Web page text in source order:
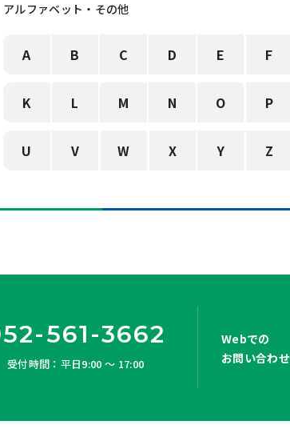
アルファベット・その他
A B C D E F
K L M N O P
U V W X Y Z
561-3662
受付時間：平日9:00 ～ 17:00
Webでの
お問い合わせ